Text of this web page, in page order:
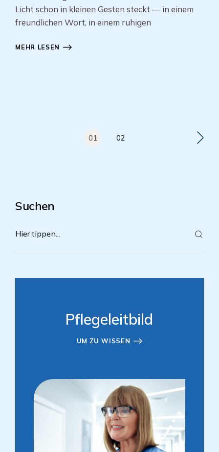
Licht schon in kleinen Gesten steckt — in einem
freundlichen Wort, in einem ruhigen
MEHR LESEN
01 02
Suchen
Pflegeleitbild
UM ZU WISSEN